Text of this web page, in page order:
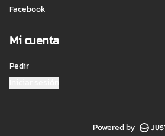
Facebook
Mi cuenta
Pedir
Powered by